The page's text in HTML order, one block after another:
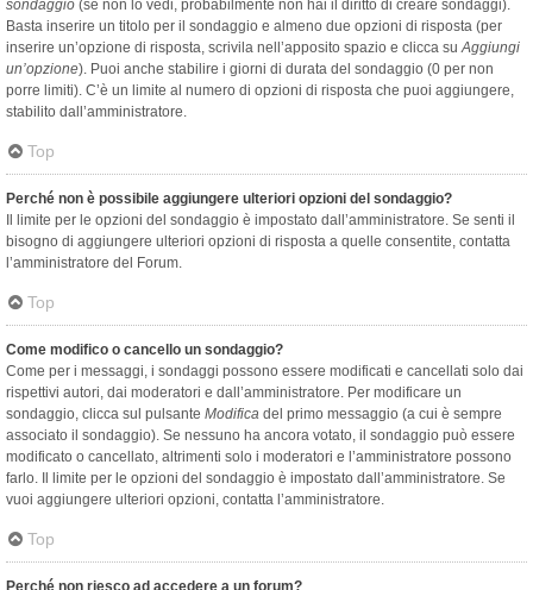
sondaggio (se non lo vedi, probabilmente non hai il diritto di creare sondaggi).
Basta inserire un titolo per il sondaggio e almeno due opzioni di risposta (per
inserire un’opzione di risposta, scrivila nell’apposito spazio e clicca suAggiungi
un’opzione). Puoi anche stabilire i giorni di durata del sondaggio (0 per non
porre limiti). C’è un limite al numero di opzioni di risposta che puoi aggiungere,
stabilito dall’amministratore.
Top
Perché non è possibile aggiungere ulteriori opzioni del sondaggio?
Il limite per le opzioni del sondaggio è impostato dall’amministratore. Se senti il
bisogno di aggiungere ulteriori opzioni di risposta a quelle consentite, contatta
l’amministratore del Forum.
Top
Come modifico o cancello un sondaggio?
Come per i messaggi, i sondaggi possono essere modificati e cancellati solo dai
rispettivi autori, dai moderatori e dall’amministratore. Per modificare un
sondaggio, clicca sul pulsante Modifica del primo messaggio (a cui è sempre
associato il sondaggio). Se nessuno ha ancora votato, il sondaggio può essere
modificato o cancellato, altrimenti solo i moderatori e l’amministratore possono
farlo. Il limite per le opzioni del sondaggio è impostato dall’amministratore. Se
vuoi aggiungere ulteriori opzioni, contatta l’amministratore.
Top
Perché non riesco ad accedere a un forum?